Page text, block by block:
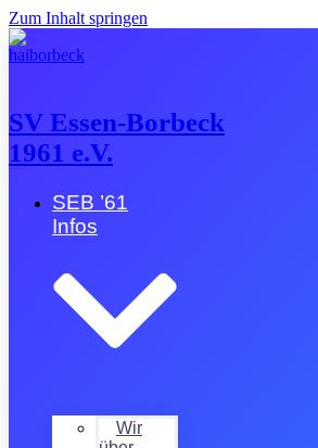
Zum Inhalt springen
SV Essen-Borbeck
1961 e.V.
SEB ’61
Infos
Wir